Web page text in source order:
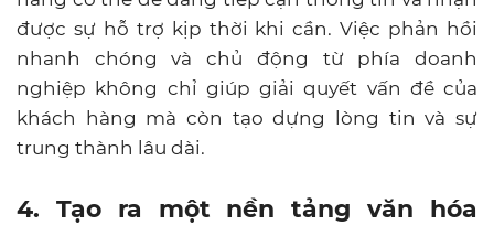
được sự hỗ trợ kịp thời khi cần. Việc phản hồi
nhanh chóng và chủ động từ phía doanh
nghiệp không chỉ giúp giải quyết vấn đề của
khách hàng mà còn tạo dựng lòng tin và sự
trung thành lâu dài.
4. Tạo ra một nền tảng văn hóa